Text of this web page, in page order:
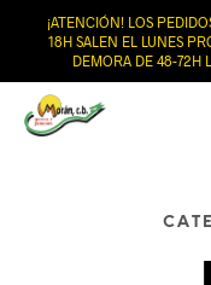
¡ATENCIÓN! LOS
18H SALEN EL LUNES
DEMORA DE 48-72H